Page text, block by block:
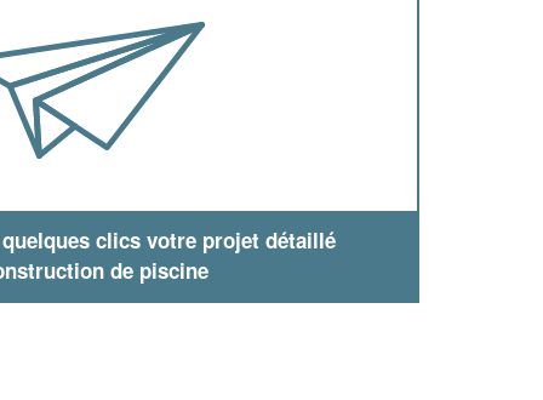
clics votre projet détaillé
de piscine